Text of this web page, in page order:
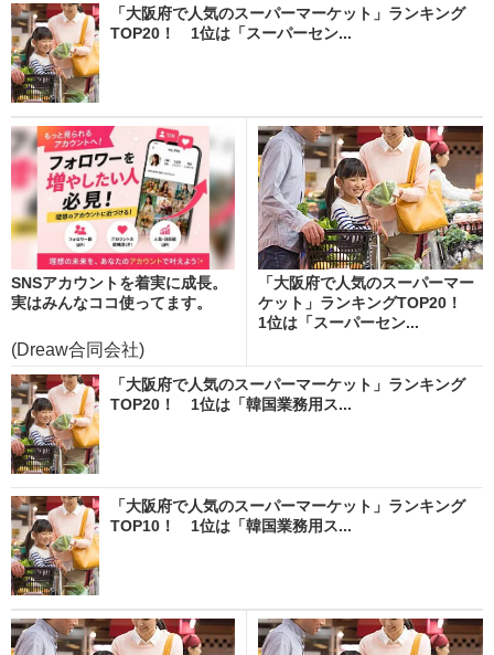
「大阪府で人気のスーパーマーケット」ランキング
TOP20！ 1位は「スーパーセン...
SNSアカウントを着実に成長。
実はみんなココ使ってます。
(Dreaw合同会社)
「大阪府で人気のスーパーマー
ケット」ランキングTOP20！
1位は「スーパーセン...
「大阪府で人気のスーパーマーケット」ランキング
TOP20！ 1位は「韓国業務用ス...
「大阪府で人気のスーパーマーケット」ランキング
TOP10！ 1位は「韓国業務用ス...